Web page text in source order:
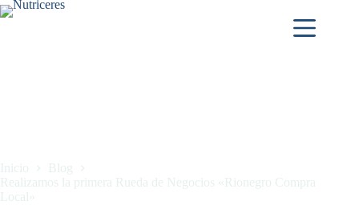
Inicio
Blog
Realizamos la primera Rueda de Negocios «Rionegro Compra
Local»